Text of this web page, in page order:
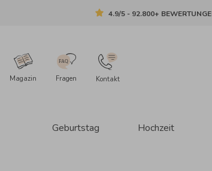
4.9/5 - 92.800+
Magazin Fragen Kontakt
Geburtstag Hochzeit